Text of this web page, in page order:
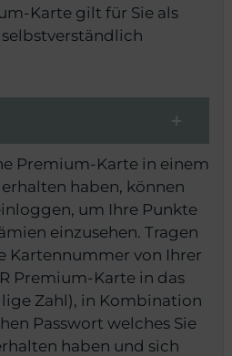
Karte gilt für Sie als
Premium-Karte in einem
haben, können
um Ihre Punkte
einzusehen. Tragen
Kartennummer von Ihrer
Premium-Karte in das
Zahl), in Kombination
Passwort welches Sie
haben und sich